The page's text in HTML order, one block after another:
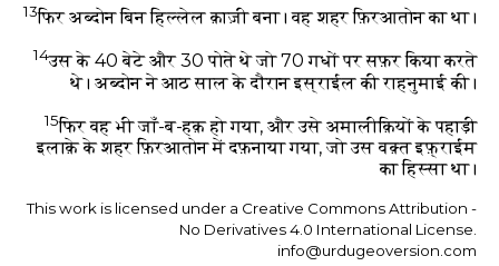
13फिर अब्दोन बिन हिल्लेल क़ाज़ी बना। वह शहर फ़िरआतोन का था।
14उस के 40 बेटे और 30 पोते थे जो 70 गधों पर सफ़र किया करते
थे। अब्दोन ने आठ साल के दौरान इस्राईल की राहनुमाई की।
15फिर वह भी जाँ-ब-हक़ हो गया, और उसे अमालीक़ियों के पहाड़ी
इलाक़े के शहर फ़िरआतोन में दफ़नाया गया, जो उस वक़्त इफ़्राईम
का हिस्सा था।
This work is licensed under a Creative Commons Attribution -
No Derivatives 4.0 International License.
info@urdugeoversion.com